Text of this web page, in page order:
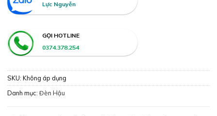
Lực Nguyễn
GỌI HOTLINE
0374.378.254
SKU: Không áp dụng
Danh mục: Đèn Hậu